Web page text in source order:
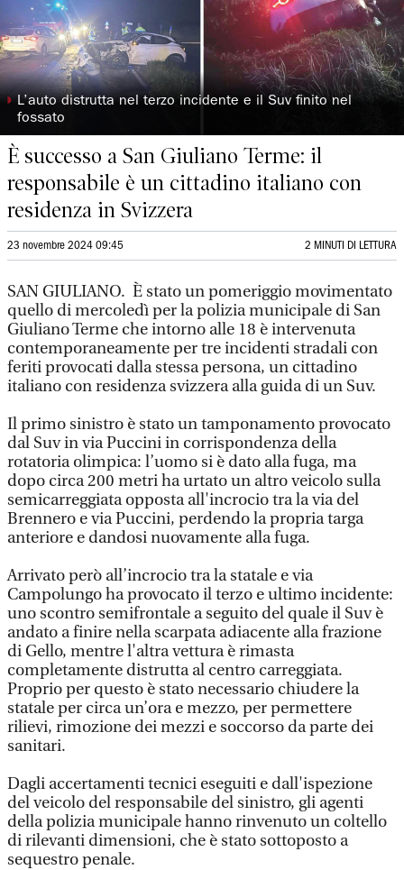
◗ L’auto distrutta nel terzo incidente e il Suv finito nel
fossato
È successo a San Giuliano Terme: il
responsabile è un cittadino italiano con
residenza in Svizzera
23 novembre 2024 09:45 2 MINUTI DI LETTURA
SAN GIULIANO. È stato un pomeriggio movimentato
quello di mercoledì per la polizia municipale di San
Giuliano Terme che intorno alle 18 è intervenuta
contemporaneamente per tre incidenti stradali con
feriti provocati dalla stessa persona, un cittadino
italiano con residenza svizzera alla guida di un Suv.
Il primo sinistro è stato un tamponamento provocato
dal Suv in via Puccini in corrispondenza della
rotatoria olimpica: l’uomo si è dato alla fuga, ma
dopo circa 200 metri ha urtato un altro veicolo sulla
semicarreggiata opposta all'incrocio tra la via del
Brennero e via Puccini, perdendo la propria targa
anteriore e dandosi nuovamente alla fuga.
Arrivato però all’incrocio tra la statale e via
Campolungo ha provocato il terzo e ultimo incidente:
uno scontro semifrontale a seguito del quale il Suv è
andato a finire nella scarpata adiacente alla frazione
di Gello, mentre l'altra vettura è rimasta
completamente distrutta al centro carreggiata.
Proprio per questo è stato necessario chiudere la
statale per circa un’ora e mezzo, per permettere
rilievi, rimozione dei mezzi e soccorso da parte dei
sanitari.
Dagli accertamenti tecnici eseguiti e dall'ispezione
del veicolo del responsabile del sinistro, gli agenti
della polizia municipale hanno rinvenuto un coltello
di rilevanti dimensioni, che è stato sottoposto a
sequestro penale.